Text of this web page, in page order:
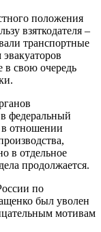
положения
взяткодателя –
транспортные
в свою очередь
федеральный
в отношении
в отдельное
продолжается.
по
был уволен
мотивам